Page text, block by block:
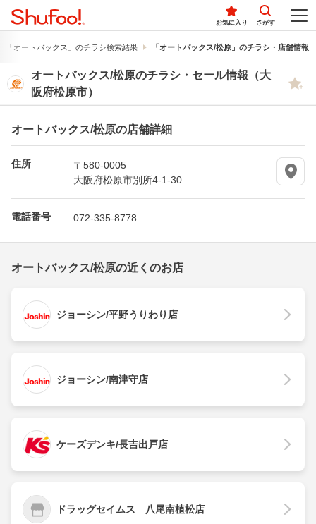
お気に入り さがす
「オートバックス」のチラシ検索結果 「オートバックス/松原」のチラシ・店舗情報
オートバックス/松原のチラシ・セール情報（大
阪府松原市）
オートバックス/松原の店舗詳細
住所
〒580-0005
大阪府松原市別所4-1-30
電話番号 072-335-8778
オートバックス/松原の近くのお店
ジョーシン/平野うりわり店
ジョーシン/南津守店
ケーズデンキ/長吉出戸店
ドラッグセイムス 八尾南植松店